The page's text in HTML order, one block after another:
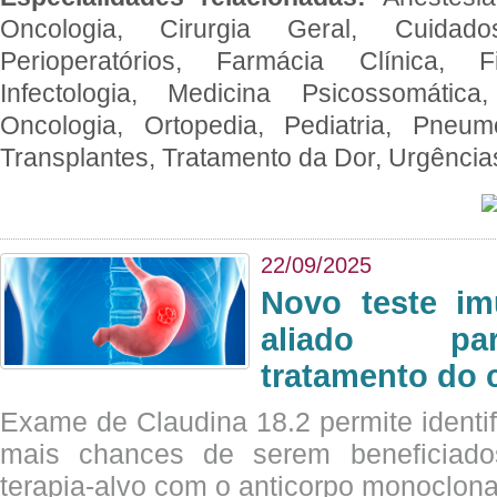
Oncologia, Cirurgia Geral,
Perioperatórios, Farmácia Clínica,
Infectologia, Medicina
Oncologia, Ortopedia, Pediatria,
Transplantes, Tratamento da Dor,
22/09/2025
Novo teste
aliado
tratamento do
Exame de Claudina 18.2 permite
mais chances de serem
terapia-alvo com o anticorpo